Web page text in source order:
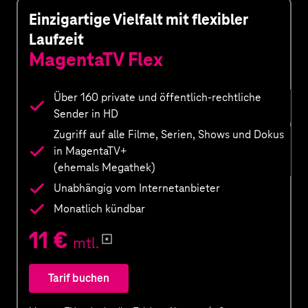
MagentaTV Flex
Einzigartige Vielfalt mit flexibler
Laufzeit
Über 160 private und öffentlich-rechtliche
Sender in HD
Zugriff auf alle Filme, Serien, Shows und Dokus
in MagentaTV+
(ehemals Megathek)
Unabhängig vom Internetanbieter
Monatlich kündbar
11 € mtl.
Mehr
Informationen
zu
Tarif buchen